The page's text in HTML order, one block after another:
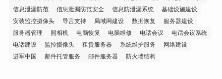
信息泄漏防范
信息泄漏防范安全 信息防泄漏系统
基础设施建设
安装监控摄像头
导言支持 局域网建设 数据恢复
服务器建设
服务器管理
照相机 电脑恢复 电脑维修 电话会议
电话会议系统
电话建设
监控摄像头 租赁服务器 系统维护服务
网络建设
进军中国
邮件托管服务 邮件服务器 防火墙结构